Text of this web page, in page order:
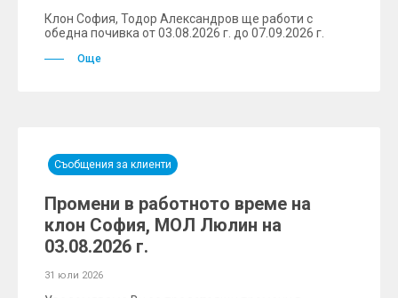
Клон София, Тодор Александров ще работи с
обедна почивка от 03.08.2026 г. до 07.09.2026 г.
Още
Съобщения за клиенти
Промени в работното време на
клон София, МОЛ Люлин на
03.08.2026 г.
31 юли 2026